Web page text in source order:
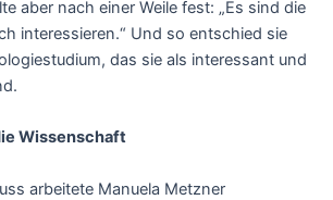
aber nach einer Weile fest: „Es sind die
interessieren.“ Und so entschied sie
das sie als interessant und
Wissenschaft
arbeitete Manuela Metzner